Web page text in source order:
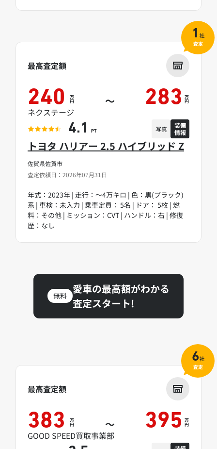
佐賀県佐賀市
査定依頼日：2026年07月31日
トヨタ ハリアー 2.5 ハイブリッド Z
年式：2023年 | 走行：～4万キロ | 色：黒(ブラック)
系 | 車検：未入力 | 乗車定員： 5名 | ドア： 5枚 | 燃
料：その他 | ミッション：CVT | ハンドル：右 | 修復
歴：なし
最高査定額
240 万
円 ～ 283 万
円
ネクステージ
4.1 PT 写真
装備
情報
1 社
査定
無料
愛車の最高額がわかる
査定スタート!
最高査定額
383 万
円 ～ 395 万
円
GOOD SPEED買取事業部
6社
査定